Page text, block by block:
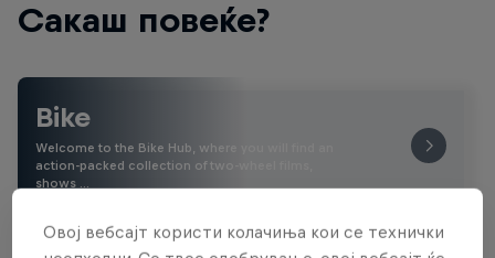
Сакаш повеќе?
Bike
Welcome to the Bike Hub, where you will find an
action-packed collection of two-wheel films,
shows …
Овој вебсајт користи колачиња кои се технички